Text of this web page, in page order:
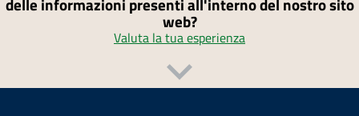
delle informazioni presenti all'interno del nostro sito
web?
Valuta la tua esperienza